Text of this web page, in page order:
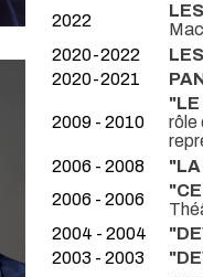
2022
2020-2022
2020-2021
2009 - 2010
"LE
rôle
2006 - 2008
"LA
2006 - 2006
2004 - 2004
2003 - 2003